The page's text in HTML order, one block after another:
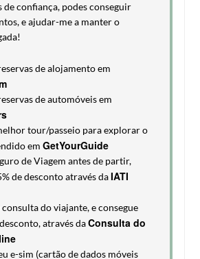
de confiança, podes conseguir
e ajudar-me a manter o
de alojamento em
de automóveis em
tour/passeio para explorar o
em GetYourGuide
de Viagem antes de partir,
de desconto através daIATI
do viajante, e consegue
através daConsulta do
e-sim (cartão de dados móveis